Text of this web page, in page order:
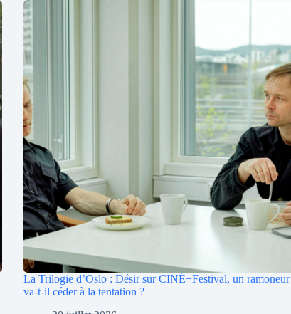
La Trilogie d’Oslo : Désir sur CINÉ+Festival, un ramoneur
va-t-il céder à la tentation ?